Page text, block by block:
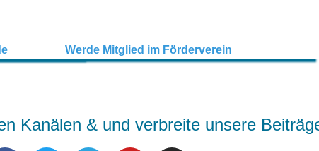
Kanälen & und verbreite unsere